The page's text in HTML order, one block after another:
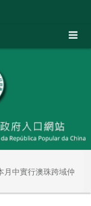
月中實行澳珠跨域仲